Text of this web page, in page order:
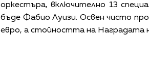
оркестъра, включително 13
бъде Фабио Луизи. Освен чисто
евро, а стойността на Наградата